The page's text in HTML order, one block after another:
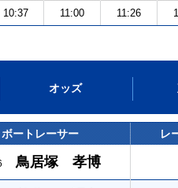
10:37 11:00 11:26
オッズ
ボートレーサー レ
鳥居塚 孝博